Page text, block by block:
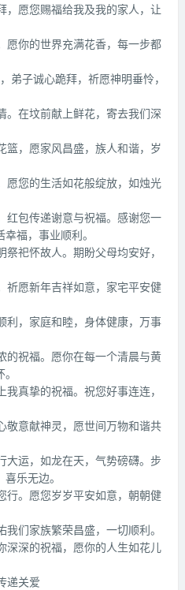
，愿您赐福给我及我的家人，让
愿你的世界充满花香，每一步都
弟子诚心跪拜，祈愿神明垂怜，
。在坟前献上鲜花，寄去我们深
篮，愿家风昌盛，族人和谐，岁
愿您的生活如花般绽放，如烛光
红包传递谢意与祝福。感谢您一
福，事业顺利。
祀怀故人。期盼父母均安好，
祈愿新年吉祥如意，家宅平安健
利，家庭和睦，身体健康，万事
的祝福。愿你在每一个清晨与黄
真挚的祝福。祝您好事连连，
敬意献神灵，愿世间万物和谐共
大运，如龙在天，气势磅礴。步
乐无边。
行。愿您岁岁平安如意，朝朝健
们家族繁荣昌盛，一切顺利。
深深的祝福，愿你的人生如花儿
递关爱